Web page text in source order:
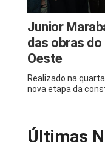
Junior
das obras
Oeste
Realizado na
nova etapa da
Últimas